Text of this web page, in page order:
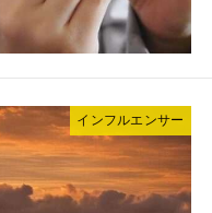
インフルエンサー